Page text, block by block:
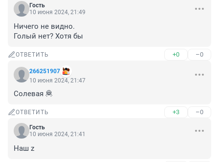
Гость
10 июня 2024, 21:49
Ничего не видно.
Голый нет? Хотя бы
ОТВЕТИТЬ +0 –0
266251907
10 июня 2024, 21:47
Солевая 🦧
ОТВЕТИТЬ +3 –0
Гость
10 июня 2024, 21:41
Наш z